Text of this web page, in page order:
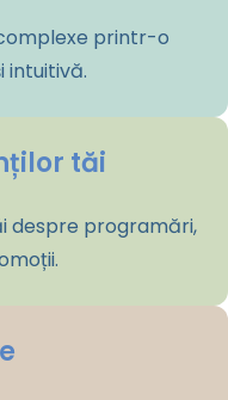
printr-o
intuitivă.
tăi
despre programări,